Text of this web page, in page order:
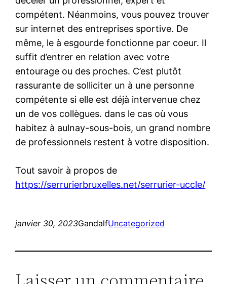
compétent. Néanmoins, vous pouvez trouver
sur internet des entreprises sportive. De
même, le à esgourde fonctionne par coeur. Il
suffit d’entrer en relation avec votre
entourage ou des proches. C’est plutôt
rassurante de solliciter un à une personne
compétente si elle est déjà intervenue chez
un de vos collègues. dans le cas où vous
habitez à aulnay-sous-bois, un grand nombre
de professionnels restent à votre disposition.
Tout savoir à propos de
https://serrurierbruxelles.net/serrurier-uccle/
janvier 30, 2023GandalfUncategorized